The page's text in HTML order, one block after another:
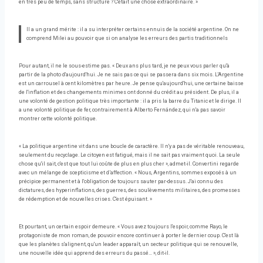
en très peu de temps, sans structure ? C'était une chose extraordinaire. »
Il a un grand mérite : il a su interpréter certains ennuis de la société argentine. On ne
comprend Milei au pouvoir que si on analyse les erreurs des partis traditionnels
Pour autant, il ne le sous-estime pas. « Deux ans plus tard, je ne peux vous parler qu'à
partir de la photo d'aujourd'hui. Je ne sais pas ce qui se passera dans six mois. L'Argentine
est un carrousel à cent kilomètres par heure. Je pense qu'aujourd'hui, une certaine baisse
de l'inflation et des changements minimes ont donné du crédit au président. De plus, il a
une volonté de gestion politique très importante : il a pris la barre du Titanic et le dirige. Il
a une volonté politique de fer, contrairement à Alberto Fernández, qui n'a pas savoir
montrer cette volonté politique.
« La politique argentine vit dans une boucle de caractère. Il n'y a pas de véritable renouveau,
seulement du recyclage. Le citoyen est fatigué, mais il ne sait pas vraiment quoi. La seule
chose qu'il sait, c'est que tout lui coûte de plus en plus cher », admet-il. Convertini regarde
avec un mélange de scepticisme et d’affection. « Nous, Argentins, sommes exposés à un
précipice permanent et à l'obligation de toujours sauter par-dessus. J'ai connu des
dictatures, des hyperinflations, des guerres, des soulèvements militaires, des promesses
de rédemption et de nouvelles crises. C'est épuisant. »
Et pourtant, un certain espoir demeure. « Vous avez toujours l'espoir, comme Rayo, le
protagoniste de mon roman, de pouvoir encore continuer à porter le dernier coup. C'est là
que les planètes s'alignent, qu'un leader apparaît, un secteur politique qui se renouvelle,
une nouvelle idée qui apprend des erreurs du passé… », dit-il.